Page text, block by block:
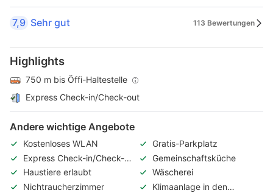
7,9 Sehr gut 113 Bewertungen
Highlights
750 m bis Öffi-Haltestelle
Express Check-in/Check-out
Andere wichtige Angebote
Kostenloses WLAN
Gratis-Parkplatz
Express Check-in/Check-
out
Gemeinschaftsküche
Haustiere erlaubt
Wäscherei
Nichtraucherzimmer
Klimaanlage in den